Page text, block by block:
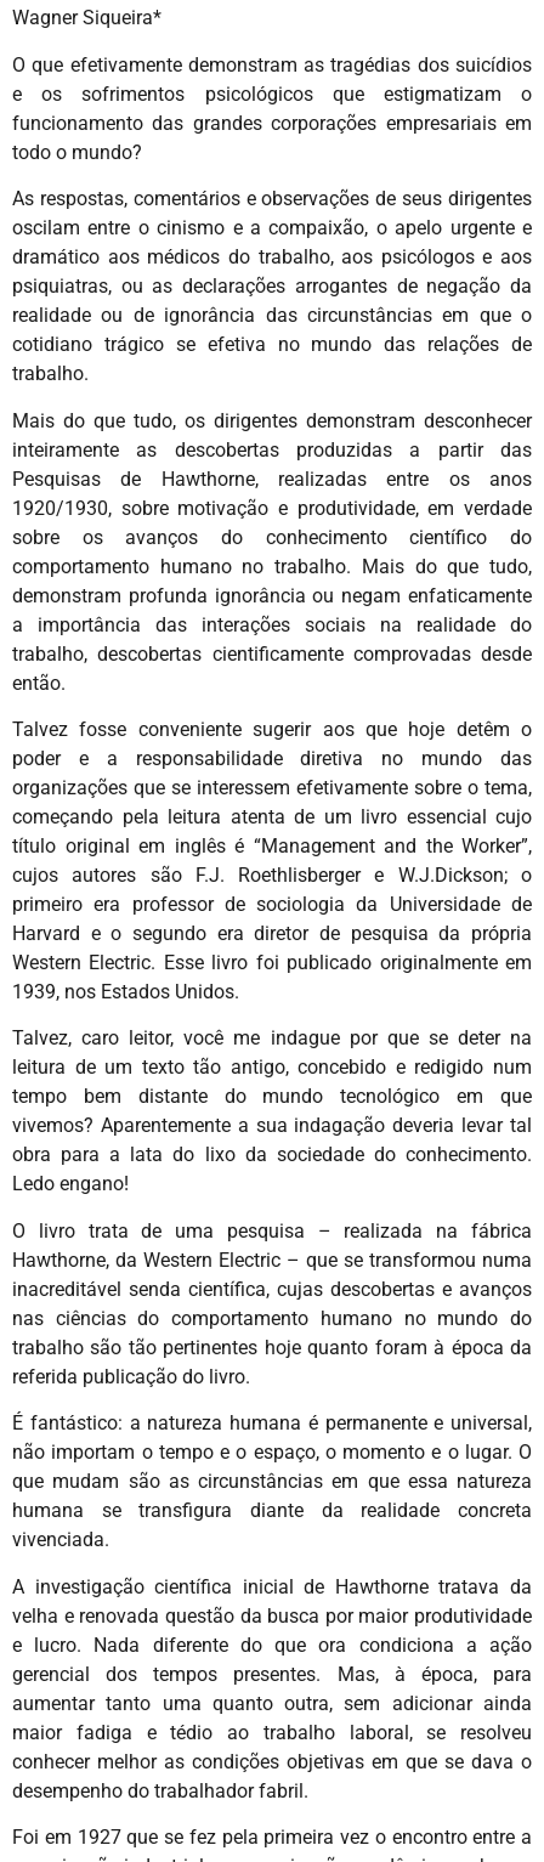
Wagner Siqueira*
O que efetivamente demonstram as tragédias dos suicídios
e os sofrimentos psicológicos que estigmatizam o
funcionamento das grandes corporações empresariais em
todo o mundo?
As respostas, comentários e observações de seus dirigentes
oscilam entre o cinismo e a compaixão, o apelo urgente e
dramático aos médicos do trabalho, aos psicólogos e aos
psiquiatras, ou as declarações arrogantes de negação da
realidade ou de ignorância das circunstâncias em que o
cotidiano trágico se efetiva no mundo das relações de
trabalho.
Mais do que tudo, os dirigentes demonstram desconhecer
inteiramente as descobertas produzidas a partir das
Pesquisas de Hawthorne, realizadas entre os anos
1920/1930, sobre motivação e produtividade, em verdade
sobre os avanços do conhecimento científico do
comportamento humano no trabalho. Mais do que tudo,
demonstram profunda ignorância ou negam enfaticamente
a importância das interações sociais na realidade do
trabalho, descobertas cientificamente comprovadas desde
então.
Talvez fosse conveniente sugerir aos que hoje detêm o
poder e a responsabilidade diretiva no mundo das
organizações que se interessem efetivamente sobre o tema,
começando pela leitura atenta de um livro essencial cujo
título original em inglês é “Management and the Worker”,
cujos autores são F.J. Roethlisberger e W.J.Dickson; o
primeiro era professor de sociologia da Universidade de
Harvard e o segundo era diretor de pesquisa da própria
Western Electric. Esse livro foi publicado originalmente em
1939, nos Estados Unidos.
Talvez, caro leitor, você me indague por que se deter na
leitura de um texto tão antigo, concebido e redigido num
tempo bem distante do mundo tecnológico em que
vivemos? Aparentemente a sua indagação deveria levar tal
obra para a lata do lixo da sociedade do conhecimento.
Ledo engano!
O livro trata de uma pesquisa – realizada na fábrica
Hawthorne, da Western Electric – que se transformou numa
inacreditável senda científica, cujas descobertas e avanços
nas ciências do comportamento humano no mundo do
trabalho são tão pertinentes hoje quanto foram à época da
referida publicação do livro.
É fantástico: a natureza humana é permanente e universal,
não importam o tempo e o espaço, o momento e o lugar. O
que mudam são as circunstâncias em que essa natureza
humana se transfigura diante da realidade concreta
vivenciada.
A investigação científica inicial de Hawthorne tratava da
velha e renovada questão da busca por maior produtividade
e lucro. Nada diferente do que ora condiciona a ação
gerencial dos tempos presentes. Mas, à época, para
aumentar tanto uma quanto outra, sem adicionar ainda
maior fadiga e tédio ao trabalho laboral, se resolveu
conhecer melhor as condições objetivas em que se dava o
desempenho do trabalhador fabril.
Foi em 1927 que se fez pela primeira vez o encontro entre a